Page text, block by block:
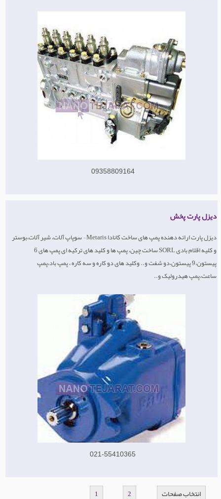
09358809164
دیزل پارت پخش
دیزل پارت ارائه دهنده پمپ های ساخت کانادا Metaris ¬ سوپاپ آلات، شیر آلات،بوستر
و کلیه اقلام بادی SORL ساخت چین، پمپ ها و کلید های ترکیه ای پمپ های 6
پیستون،9 پیستون،دو شفت و.. وکلید های دو کاره و سه کاره ، پمپ باد،پمپ
ساعت،پمپ هیدرولیک و..
021-55410365
انتخاب صفحات 1 2